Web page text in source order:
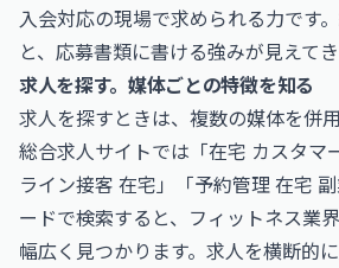
入会対応の現場で求められる力です
と、応募書類に書ける強みが見えてき
求人を探す。媒体ごとの特徴を知る
求人を探すときは、複数の媒体を併
総合求人サイトでは「在宅 カスタマ
ライン接客 在宅」「予約管理 在宅
ードで検索すると、フィットネス業
幅広く見つかります。求人を横断的